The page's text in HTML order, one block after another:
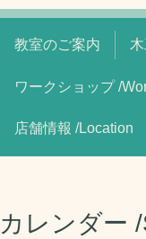
教室のご案内
ワークショップ /
店舗情報 /Location
カレンダー